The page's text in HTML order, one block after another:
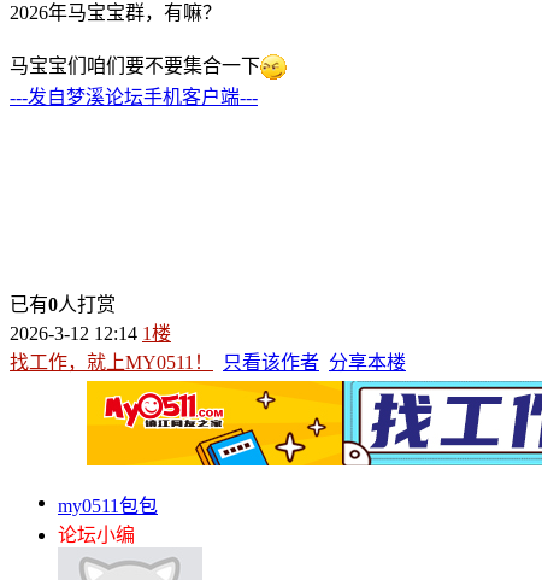
2026年马宝宝群，有嘛？
马宝宝们咱们要不要集合一下
---发自梦溪论坛手机客户端---
已有0人打赏
2026-3-12 12:14 1楼
找工作，就上MY0511！
只看该作者 分享本楼
my0511包包
论坛小编